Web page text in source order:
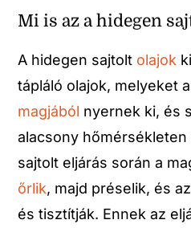
Mi is az a hidegen
A hidegen sajtolt olajok
tápláló olajok, melyeket
magjából nyernek ki, és
alacsony
sajtolt eljárás során a
őrlik, majd préselik, és
és tisztítják. Ennek az